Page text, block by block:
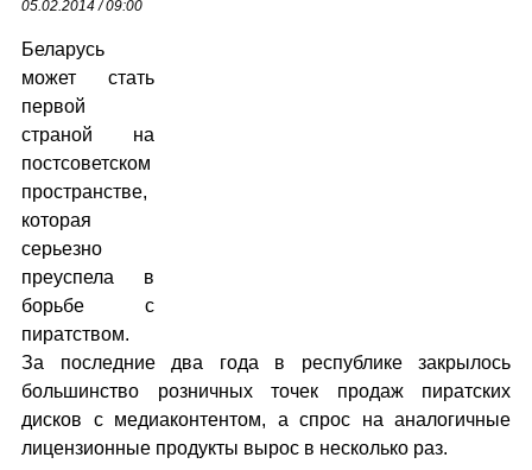
05.02.2014 / 09:00
Беларусь
может стать
первой
страной на
постсоветском
пространстве,
которая
серьезно
преуспела в
борьбе с
пиратством.
За последние два года в республике закрылось
большинство розничных точек продаж пиратских
дисков с медиаконтентом, а спрос на аналогичные
лицензионные продукты вырос в несколько раз.